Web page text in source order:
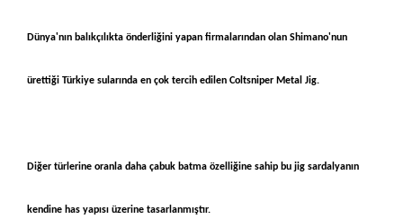
Dünya'nın balıkçılıkta önderliğini yapan firmalarından olan Shimano'nun
ürettiği Türkiye sularında en çok tercih edilen Coltsniper Metal Jig.
Diğer türlerine oranla daha çabuk batma özelliğine sahip bu jig sardalyanın
kendine has yapısı üzerine tasarlanmıştır.